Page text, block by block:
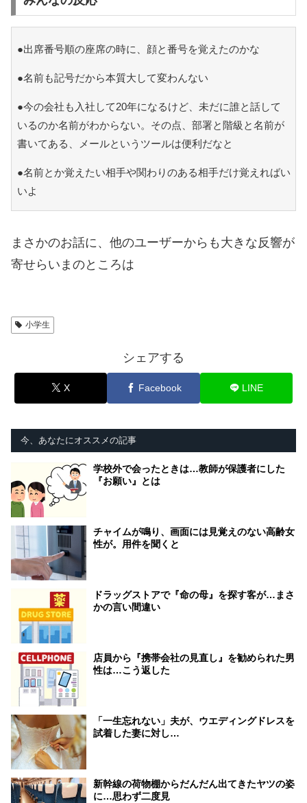
●出席番号順の座席の時に、顔と番号を覚えたのかな
●名前も記号だから本質大して変わんない
●今の会社も入社して20年になるけど、未だに誰と話して
いるのか名前がわからない。その点、部署と階級と名前が
書いてある、メールというツールは便利だなと
●名前とか覚えたい相手や関わりのある相手だけ覚えればい
いよ
まさかのお話に、他のユーザーからも大きな反響が
寄せらいまのところは
小学生
シェアする
X Facebook LINE
今、あなたにオススメの記事
学校外で会ったときは…教師が保護者にした
『お願い』とは
チャイムが鳴り、画面には見覚えのない高齢女
性が。用件を聞くと
ドラッグストアで『命の母』を探す客が…まさ
かの言い間違い
店員から『携帯会社の見直し』を勧められた男
性は…こう返した
「一生忘れない」夫が、ウエディングドレスを
試着した妻に対し…
新幹線の荷物棚からだんだん出てきたヤツの姿
に…思わず二度見